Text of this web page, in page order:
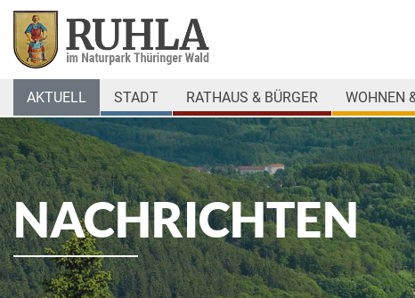
AKTUELL STADT RATHAUS & BÜRGER WOHNEN
NACHRICHTEN